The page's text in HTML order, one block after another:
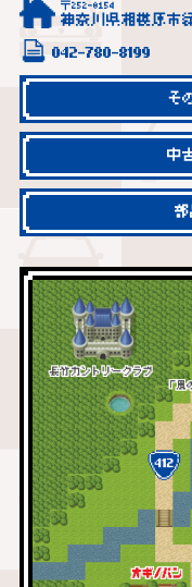
〒252-0154
神奈川県相模原市
042-780-8199
そ
中